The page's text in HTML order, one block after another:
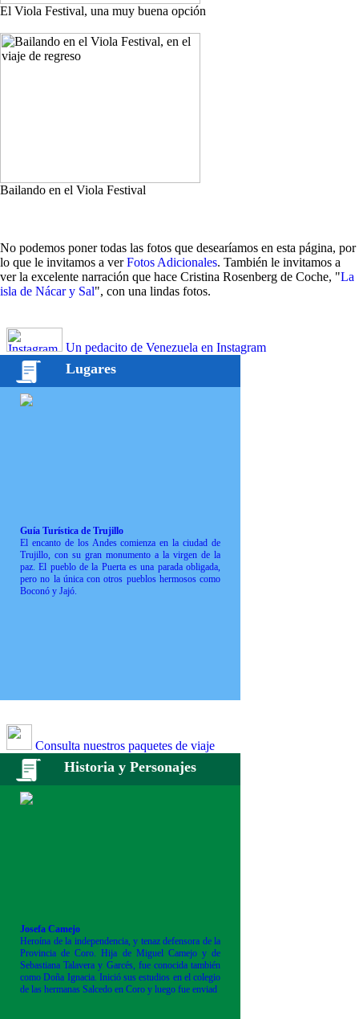
El Viola Festival, una muy buena opción
Bailando en el Viola Festival
No podemos poner todas las fotos que desearíamos en esta página, por
lo que le invitamos a verFotos Adicionales. También le invitamos a
ver la excelente narración que hace Cristina Rosenberg de Coche, "La
isla de Nácar y Sal", con una lindas fotos.
Un pedacito de Venezuela en Instagram
Lugares
Guía Turística de Trujillo
El encanto de los Andes comienza en la ciudad de
Trujillo, con su gran monumento a la virgen de la
paz. El pueblo de la Puerta es una parada obligada,
pero no la única con otros pueblos hermosos como
Boconó y Jajó.
Consulta nuestros paquetes de viaje
Historia y Personajes
Josefa Camejo
Heroína de la independencia, y tenaz defensora de la
Provincia de Coro. Hija de Miguel Camejo y de
Sebastiana Talavera y Garcés, fue conocida también
como Doña Ignacia. Inició sus estudios en el colegio
de las hermanas Salcedo en Coro y luego fue enviad